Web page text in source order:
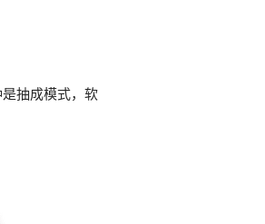
抽成模式，软